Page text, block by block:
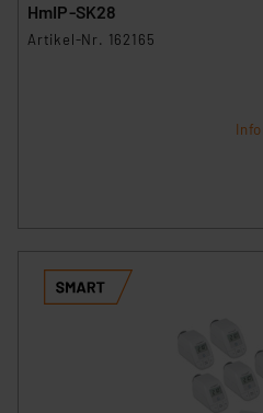
HmIP-SK28
Artikel-Nr. 162165